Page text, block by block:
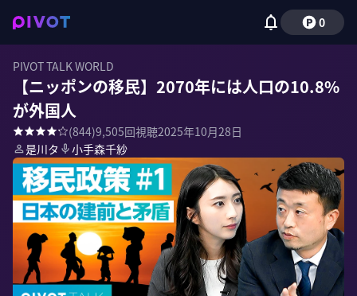
0
PIVOT TALK WORLD
【ニッポンの移民】2070年には人口の10.8%
が外国人
(844)9,505回視聴2025年10月28日
是川タ
小手森千紗